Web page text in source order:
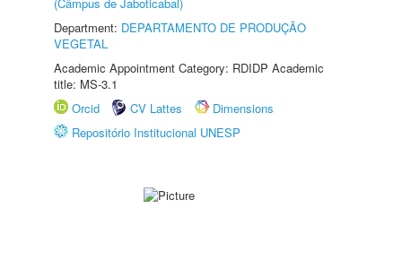
Department: DEPARTAMENTO DE PRODUÇÃO
VEGETAL
Academic Appointment Category: RDIDP Academic
title: MS-3.1
Orcid
CV Lattes
Dimensions
Repositório Institucional UNESP